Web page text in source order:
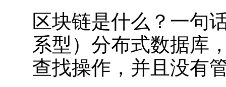
区块链是什么？一句
系型）分布式数据库
查找操作，并且没有